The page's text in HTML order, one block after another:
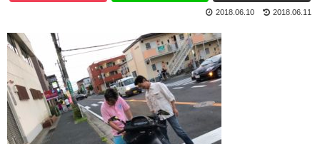
2018.06.11
2018.06.10